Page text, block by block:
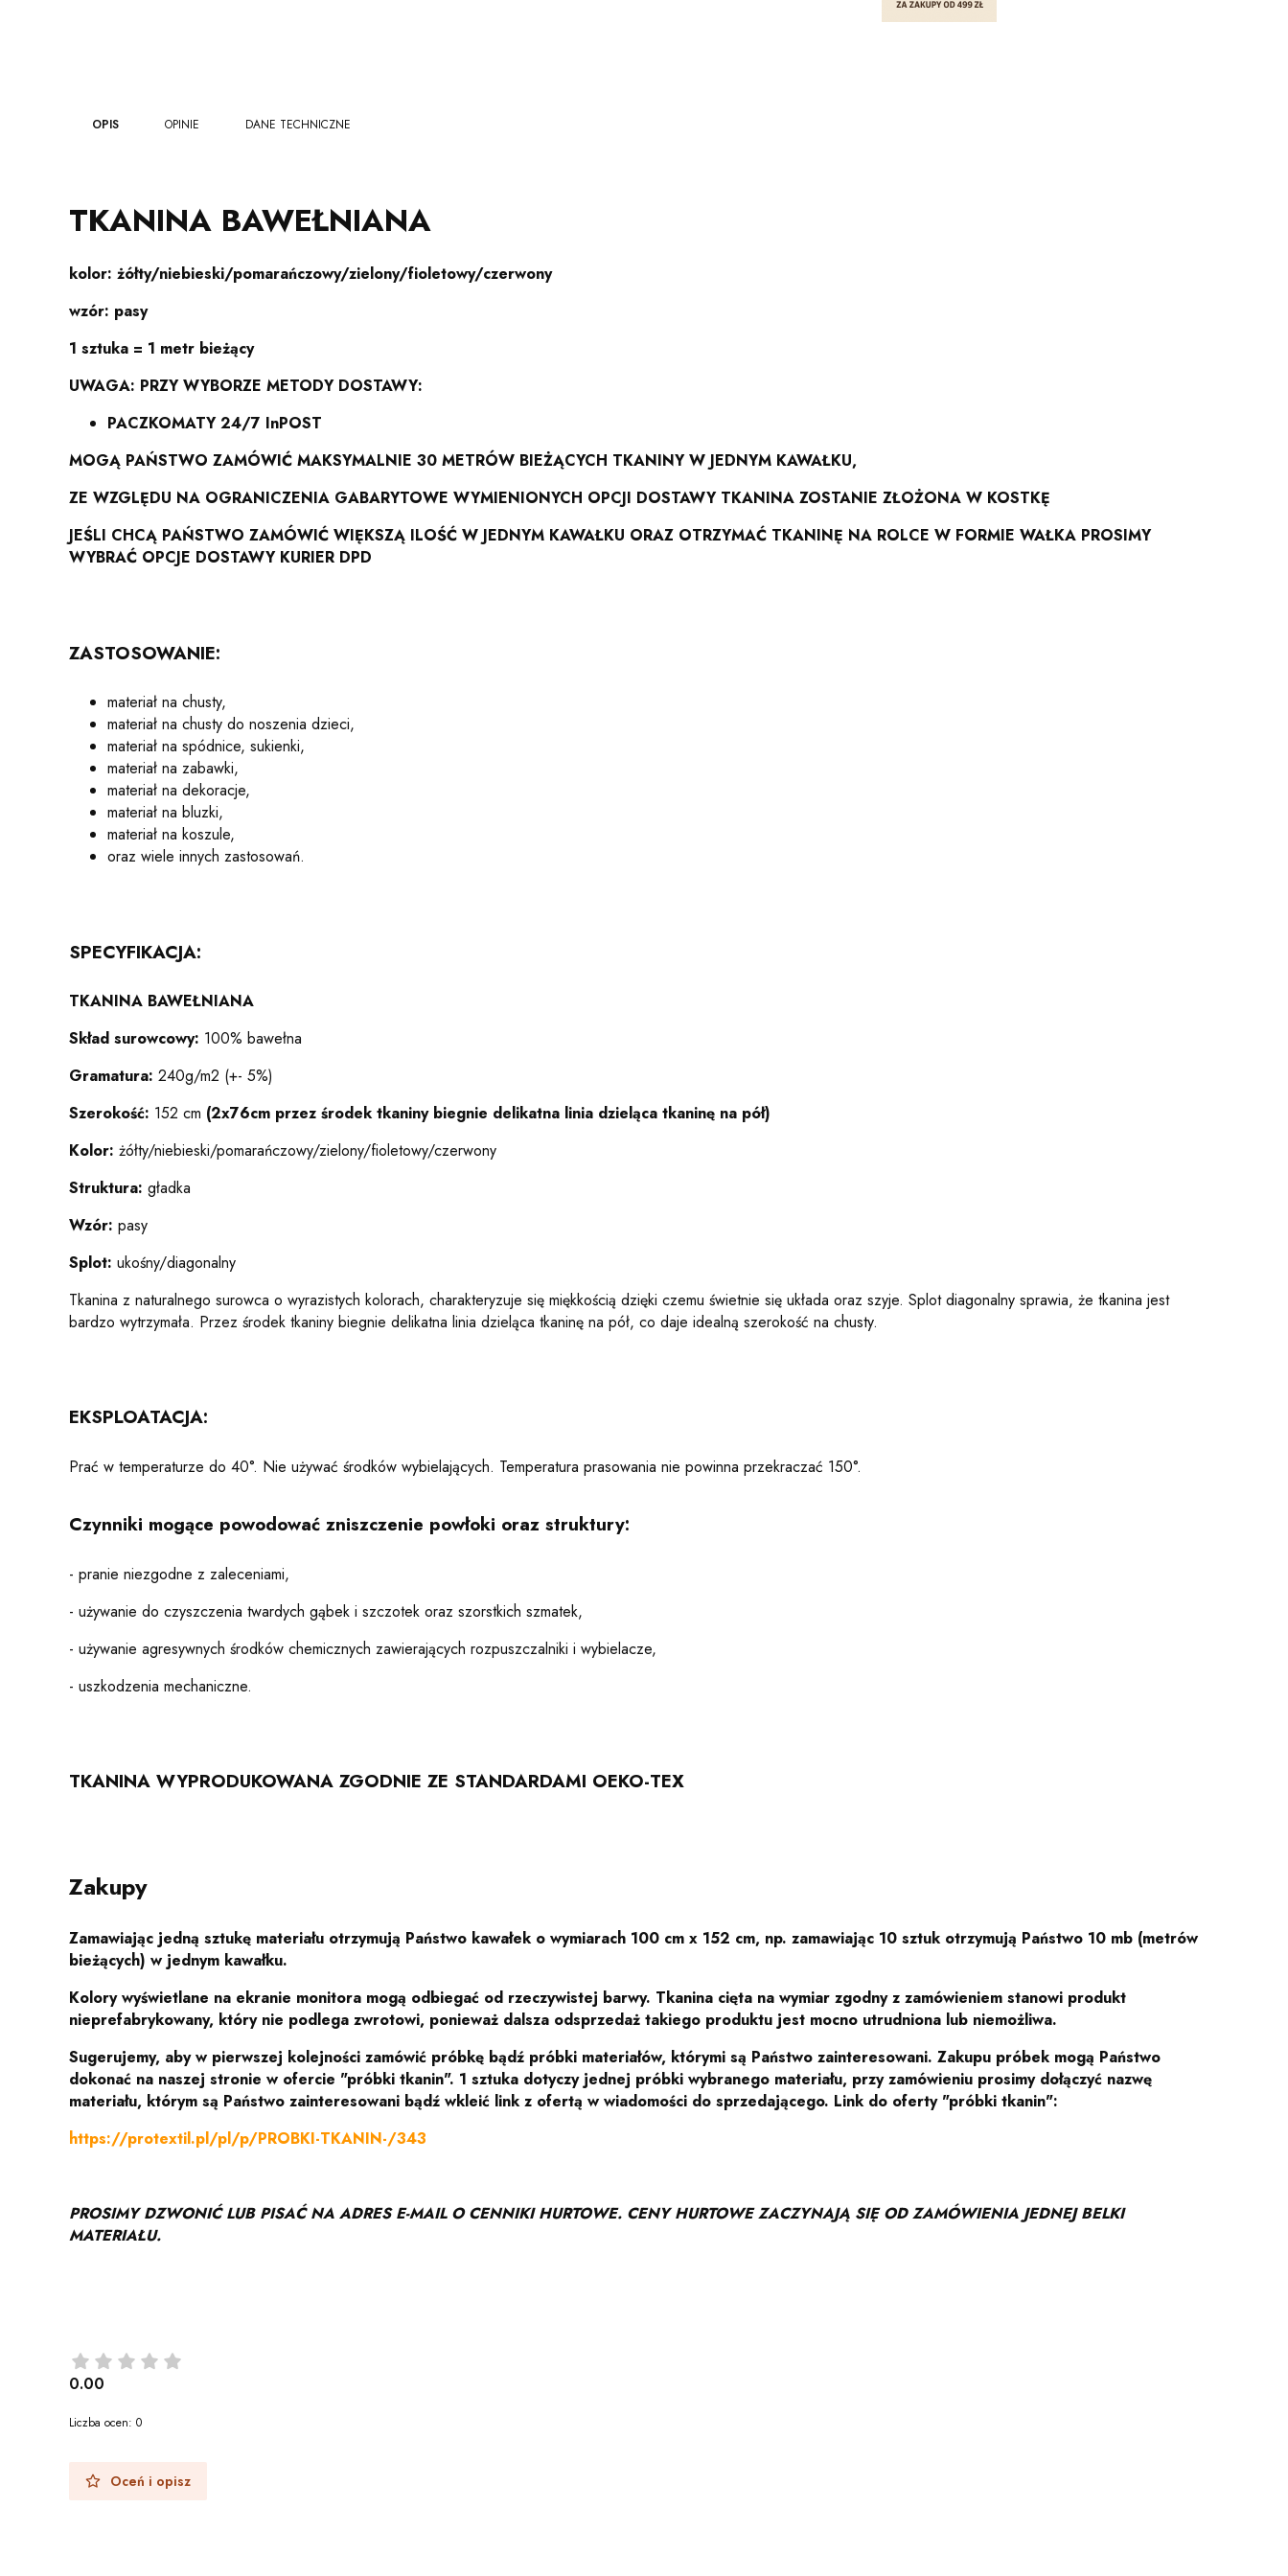
OPIS OPINIE DANE TECHNICZNE
TKANINA BAWEŁNIANA
kolor: żółty/niebieski/pomarańczowy/zielony/fioletowy/czerwony
wzór: pasy
1 sztuka = 1 metr bieżący
UWAGA: PRZY WYBORZE METODY DOSTAWY:
PACZKOMATY 24/7 InPOST
MOGĄ PAŃSTWO ZAMÓWIĆ MAKSYMALNIE 30 METRÓW BIEŻĄCYCH TKANINY W JEDNYM KAWAŁKU,
ZE WZGLĘDU NA OGRANICZENIA GABARYTOWE WYMIENIONYCH OPCJI DOSTAWY TKANINA ZOSTANIE ZŁOŻONA W KOSTKĘ
JEŚLI CHCĄ PAŃSTWO ZAMÓWIĆ WIĘKSZĄ ILOŚĆ W JEDNYM KAWAŁKU ORAZ OTRZYMAĆ TKANINĘ NA ROLCE W FORMIE WAŁKA PROSIMY
WYBRAĆ OPCJE DOSTAWY KURIER DPD
ZASTOSOWANIE:
materiał na chusty,
materiał na chusty do noszenia dzieci,
materiał na spódnice, sukienki,
materiał na zabawki,
materiał na dekoracje,
materiał na bluzki,
materiał na koszule,
oraz wiele innych zastosowań.
SPECYFIKACJA:
TKANINA BAWEŁNIANA
Skład surowcowy: 100% bawełna
Gramatura: 240g/m2 (+- 5%)
Szerokość: 152 cm (2x76cm przez środek tkaniny biegnie delikatna linia dzieląca tkaninę na pół)
Kolor: żółty/niebieski/pomarańczowy/zielony/fioletowy/czerwony
Struktura: gładka
Wzór: pasy
Splot: ukośny/diagonalny
Tkanina z naturalnego surowca o wyrazistych kolorach, charakteryzuje się miękkością dzięki czemu świetnie się układa oraz szyje. Splot diagonalny sprawia, że tkanina jest
bardzo wytrzymała. Przez środek tkaniny biegnie delikatna linia dzieląca tkaninę na pół, co daje idealną szerokość na chusty.
EKSPLOATACJA:
Prać w temperaturze do 40°. Nie używać środków wybielających. Temperatura prasowania nie powinna przekraczać 150°.
Czynniki mogące powodować zniszczenie powłoki oraz struktury:
- pranie niezgodne z zaleceniami,
- używanie do czyszczenia twardych gąbek i szczotek oraz szorstkich szmatek,
- używanie agresywnych środków chemicznych zawierających rozpuszczalniki i wybielacze,
- uszkodzenia mechaniczne.
TKANINA WYPRODUKOWANA ZGODNIE ZE STANDARDAMI OEKO-TEX
Zakupy
Zamawiając jedną sztukę materiału otrzymują Państwo kawałek o wymiarach 100 cm x 152 cm, np. zamawiając 10 sztuk otrzymują Państwo 10 mb (metrów
bieżących) w jednym kawałku.
Kolory wyświetlane na ekranie monitora mogą odbiegać od rzeczywistej barwy. Tkanina cięta na wymiar zgodny z zamówieniem stanowi produkt
nieprefabrykowany, który nie podlega zwrotowi, ponieważ dalsza odsprzedaż takiego produktu jest mocno utrudniona lub niemożliwa.
Sugerujemy, aby w pierwszej kolejności zamówić próbkę bądź próbki materiałów, którymi są Państwo zainteresowani. Zakupu próbek mogą Państwo
dokonać na naszej stronie w ofercie "próbki tkanin". 1 sztuka dotyczy jednej próbki wybranego materiału, przy zamówieniu prosimy dołączyć nazwę
materiału, którym są Państwo zainteresowani bądź wkleić link z ofertą w wiadomości do sprzedającego. Link do oferty "próbki tkanin":
https://protextil.pl/pl/p/PROBKI-TKANIN-/343
PROSIMY DZWONIĆ LUB PISAĆ NA ADRES E-MAIL O CENNIKI HURTOWE. CENY HURTOWE ZACZYNAJĄ SIĘ OD ZAMÓWIENIA JEDNEJ BELKI
MATERIAŁU.
0.00
Liczba ocen: 0
Oceń i opisz